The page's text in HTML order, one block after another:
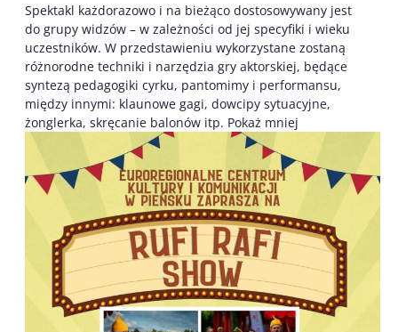
Spektakl każdorazowo i na bieżąco dostosowywany jest
do grupy widzów – w zależności od jej specyfiki i wieku
uczestników. W przedstawieniu wykorzystane zostaną
różnorodne techniki i narzędzia gry aktorskiej, będące
syntezą pedagogiki cyrku, pantomimy i performansu,
między innymi: klaunowe gagi, dowcipy sytuacyjne,
żonglerka, skręcanie balonów itp. Pokaż mniej